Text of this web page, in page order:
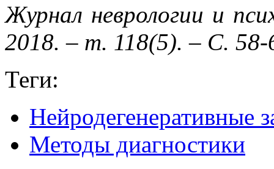
Журнал неврологии и
2018. – т. 118(5). – С. 58-
Теги:
Нейродегенеративные
Методы диагностики